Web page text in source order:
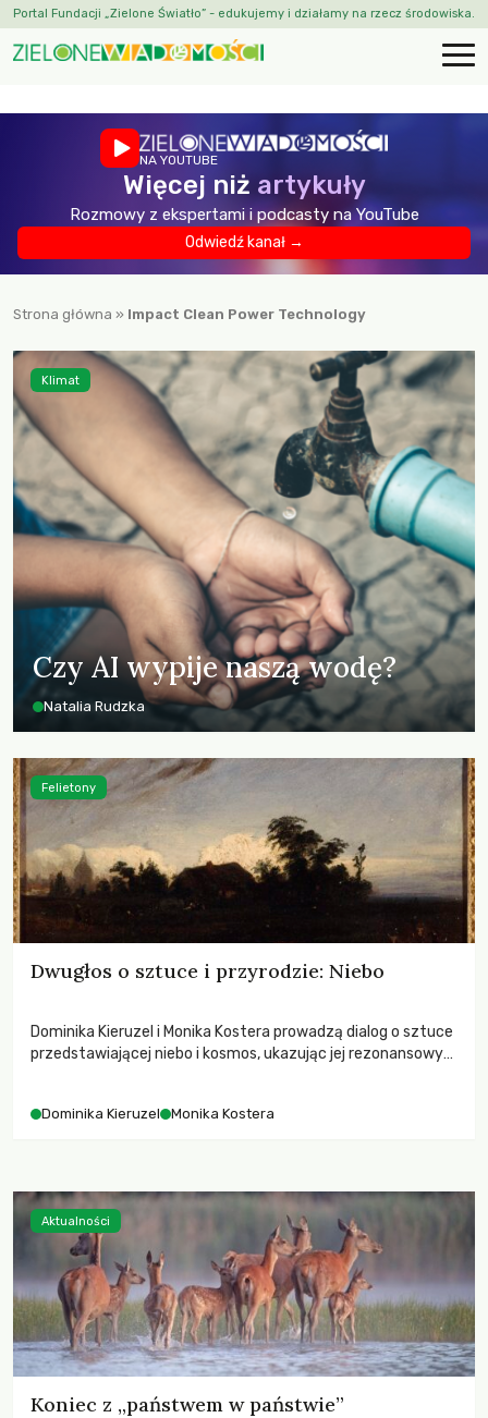
Portal Fundacji „Zielone Światło” - edukujemy i działamy na rzecz środowiska.
NA YOUTUBE
Więcej niż artykuły
Rozmowy z ekspertami i podcasty na YouTube
Odwiedź kanał →
Strona główna » Impact Clean Power Technology
Czy AI wypije naszą wodę?
Natalia Rudzka
Klimat
Dwugłos o sztuce i przyrodzie: Niebo
Dominika Kieruzel i Monika Kostera prowadzą dialog o sztuce
przedstawiającej niebo i kosmos, ukazując jej rezonansowy
Dominika Kieruzel Monika Kostera
Felietony
Koniec z „państwem w państwie”
Aktualności